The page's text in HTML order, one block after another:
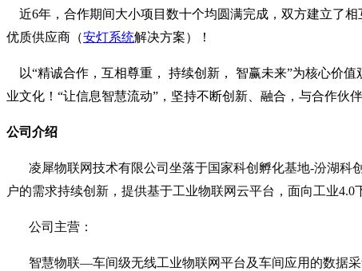
近6年，合作期间大小项目数十个均圆满完成，双方建立了
优质供应商（安灯系统解决方案）！
以“精诚合作，互相尊重， 持续创新， 智赢未来”为核心价
业文化！“让信息智慧流动”，坚持不断创新、融合，与合作伙
公司介绍
凌犀物联网技术有限公司坐落于国家科创孵化基地-汾湖科
户的需求持续创新，提供基于工业物联网云平台，面向工业
公司主营：
智慧物联—车间级无线工业物联网平台及车间应用的数据采